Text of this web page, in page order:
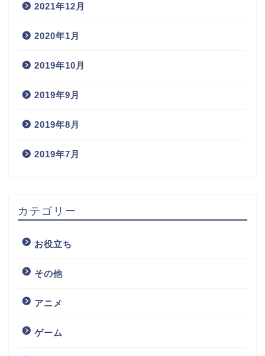
2021年12月
2020年1月
2019年10月
2019年9月
2019年8月
2019年7月
カテゴリー
お役立ち
その他
アニメ
ゲーム